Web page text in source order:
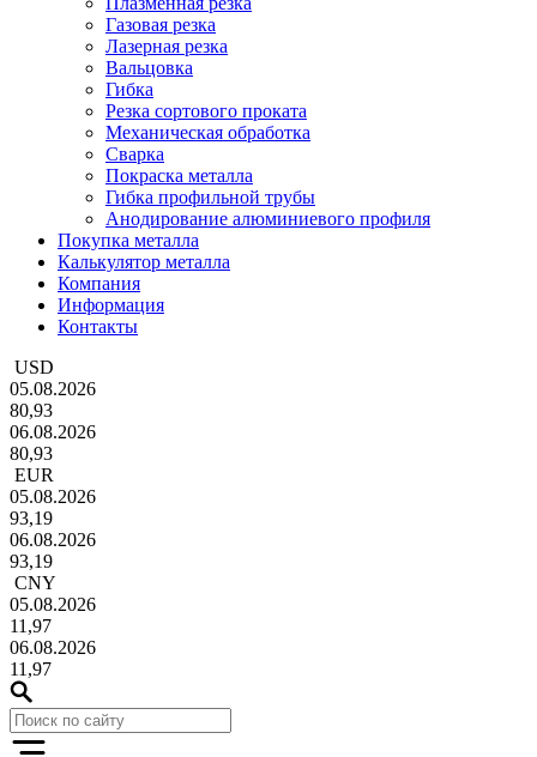
Газовая резка
Лазерная резка
Вальцовка
Гибка
Резка сортового проката
Механическая обработка
Сварка
Покраска металла
Гибка профильной трубы
Анодирование алюминиевого профиля
Покупка металла
Калькулятор металла
Компания
Информация
Контакты
USD
05.08.2026
80,93
06.08.2026
80,93
EUR
05.08.2026
93,19
06.08.2026
93,19
CNY
05.08.2026
11,97
06.08.2026
11,97